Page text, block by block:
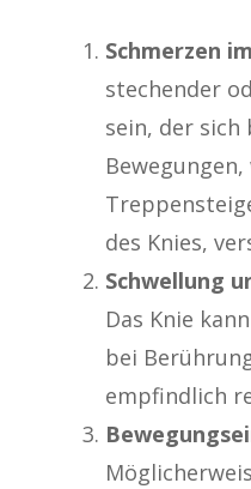
Schmerzen
stechender
sein, der
Bewegungen,
des Knies,
Schwellung
Das Knie
bei
empfindlich